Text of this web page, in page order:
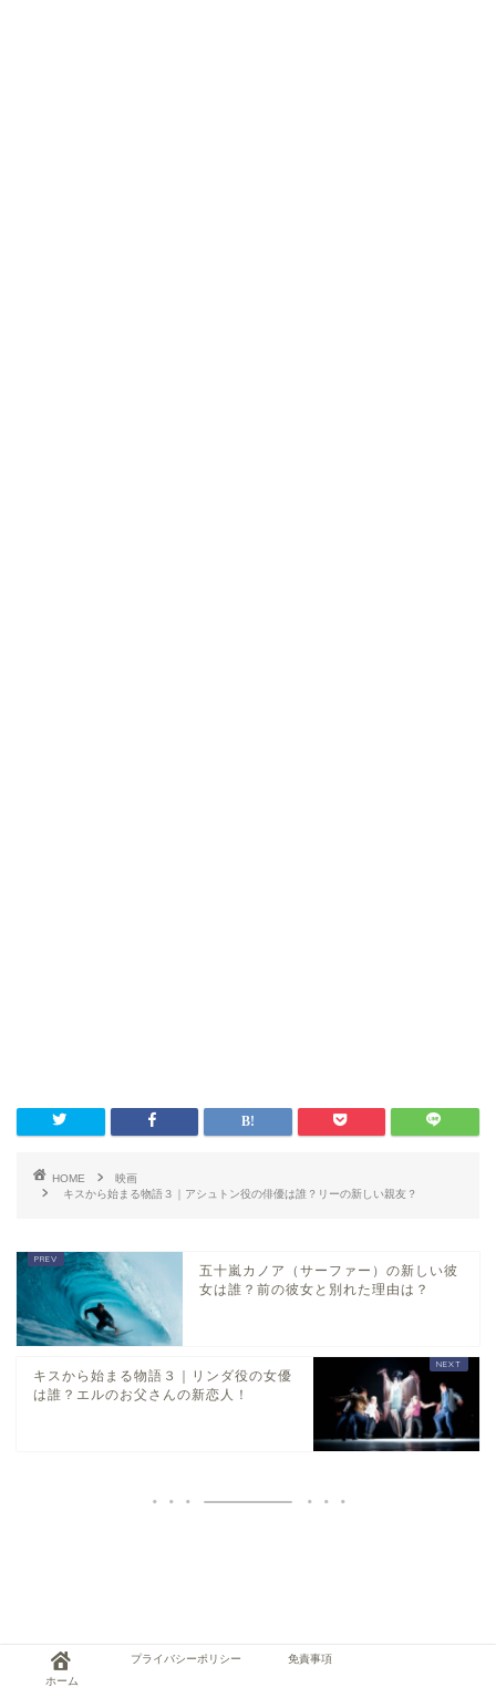
HOME
映画
キスから始まる物語３｜アシュトン役の俳優は誰？リーの新しい親友？
五十嵐カノア（サーファー）の新しい彼
女は誰？前の彼女と別れた理由は？
キスから始まる物語３｜リンダ役の女優
は誰？エルのお父さんの新恋人！
ホーム
プライバシーポリシー 免責事項